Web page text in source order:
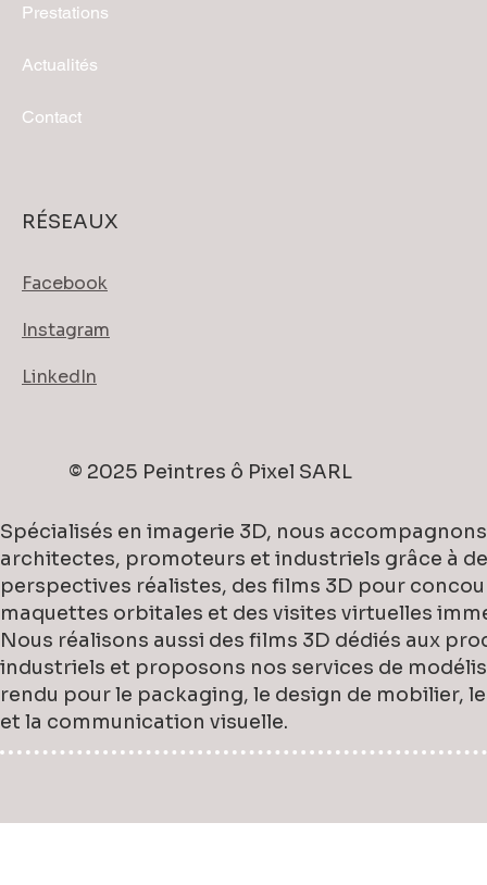
Prestations
Actualités
Contact
RÉSEAUX
Facebook
Instagram
LinkedIn
Spécialisés en imagerie 3D, nous
architectes, promoteurs et industriels grâce à
perspectives réalistes, des films 3D pour
maquettes orbitales et des visites virtuelles
Nous réalisons aussi des films 3D dédiés aux
industriels et proposons nos services de
rendu pour le packaging, le design de mobilier,
et la communication visuelle.
© 2025 Peintres ô Pixel SARL